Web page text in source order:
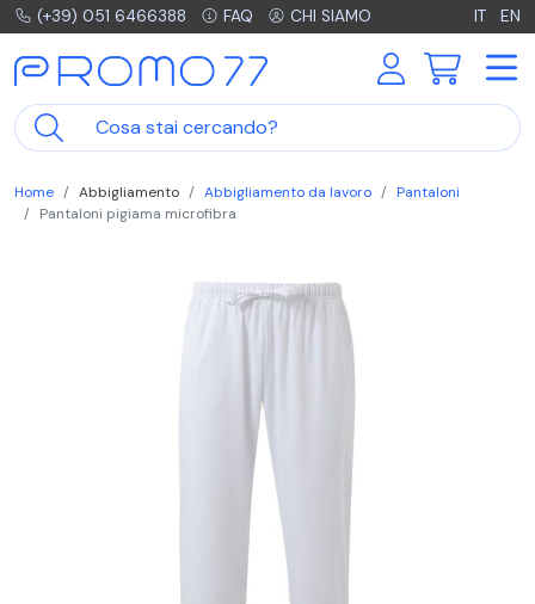
(+39) 051 6466388 FAQ CHI SIAMO IT EN
Home Abbigliamento Abbigliamento da lavoro
Pantaloni
Pantaloni pigiama microfibra